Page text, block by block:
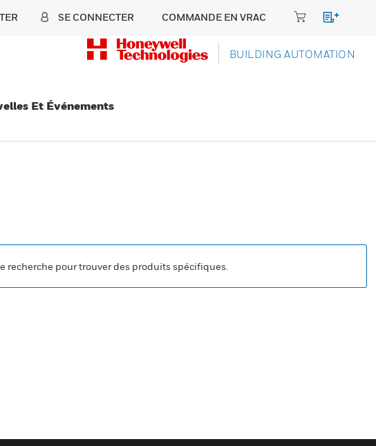
SE CONNECTER COMMANDE EN VRAC
BUILDING AUTOMATION
Et Événements
recherche pour trouver des produits spécifiques.